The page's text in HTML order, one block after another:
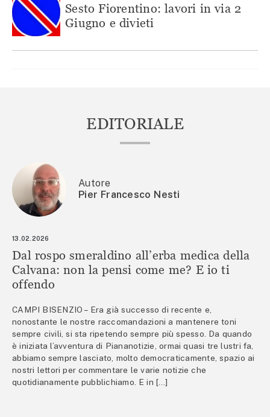
Sesto Fiorentino: lavori in via 2
Giugno e divieti
EDITORIALE
Autore
Pier Francesco Nesti
13.02.2026
Dal rospo smeraldino all’erba medica della
Calvana: non la pensi come me? E io ti
offendo
CAMPI BISENZIO – Era già successo di recente e,
nonostante le nostre raccomandazioni a mantenere toni
sempre civili, si sta ripetendo sempre più spesso. Da quando
è iniziata l’avventura di Piananotizie, ormai quasi tre lustri fa,
abbiamo sempre lasciato, molto democraticamente, spazio ai
nostri lettori per commentare le varie notizie che
quotidianamente pubblichiamo. E in […]